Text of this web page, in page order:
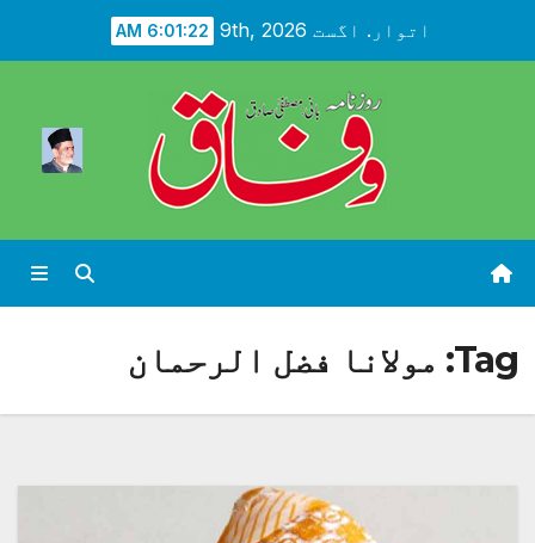
اتوار. اگست 9th, 2026 6:01:24 AM
Tag: مولانا فضل الرحمان